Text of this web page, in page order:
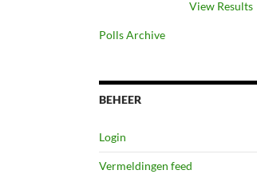
View Results
Polls Archive
BEHEER
Login
Vermeldingen feed